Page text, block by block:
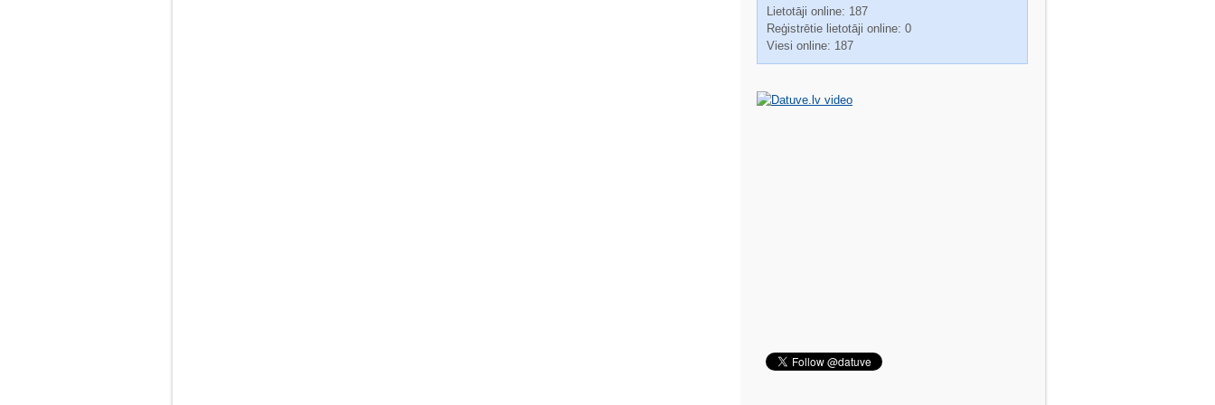
Lietotāji online: 187
Reģistrētie lietotāji online: 0
Viesi online: 187